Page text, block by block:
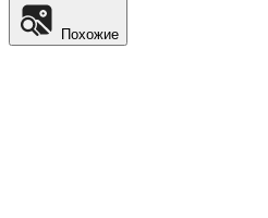
Похожие